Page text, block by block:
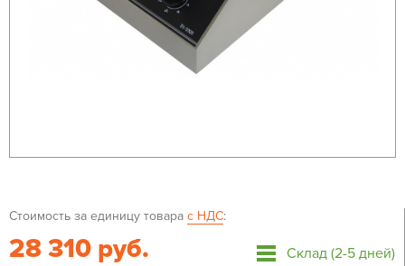
Стоимость за единицу товара с НДС:
28 310 руб. Склад (2-5 дней)